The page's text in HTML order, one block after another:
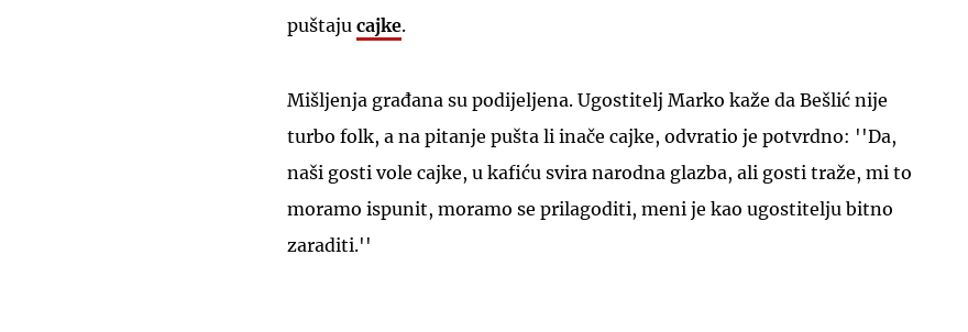
puštaju cajke.
Mišljenja građana su podijeljena. Ugostitelj Marko kaže da Bešlić nije
turbo folk, a na pitanje pušta li inače cajke, odvratio je potvrdno: ''Da,
naši gosti vole cajke, u kafiću svira narodna glazba, ali gosti traže, mi to
moramo ispunit, moramo se prilagoditi, meni je kao ugostitelju bitno
zaraditi.''